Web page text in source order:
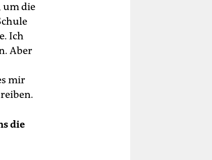
um die
Ich
Aber
mir
die